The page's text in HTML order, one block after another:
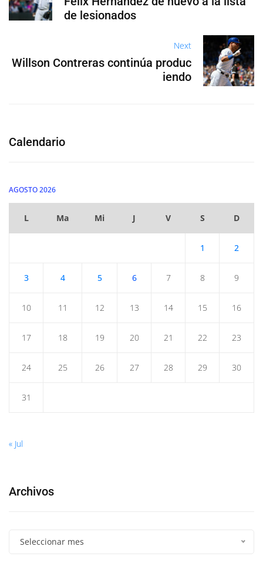
de lesionados
Next
Willson Contreras continúa produc
iendo
Calendario
AGOSTO 2026
L Ma Mi J V S D
1 2
3 4 5 6 7 8 9
10 11 12 13 14 15 16
17 18 19 20 21 22 23
24 25 26 27 28 29 30
31
« Jul
Archivos
Seleccionar mes